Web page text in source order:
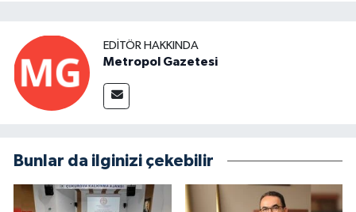
EDITÖR HAKKINDA
Metropol Gazetesi
Bunlar da ilginizi çekebilir